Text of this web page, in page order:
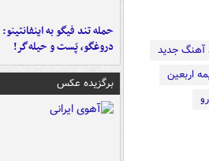
آهنگ جدید
اربعین
حمله تند فیگو به اینفانتینو:
دروغگو، پَست‌ و حیله‌گر!
برگزیده عکس